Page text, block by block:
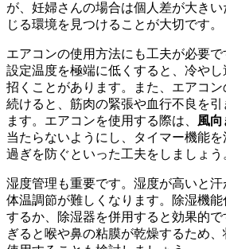
が、妊婦さんの場合は個人差が大き
じる環境を見つけることが大切です。
エアコンの使用方法にも工夫が必要
設定温度を極端に低くすると、冷や
招くことがあります。また、エアコン
続けると、筋肉の緊張や血行不良を引
ます。エアコンを使用する際は、 風向
当たらないようにし、タイマー機能を
過ぎを防ぐといった工夫をしましょう
湿度管理も重要です。湿度が高いと汗
体温調節が難しくなります。除湿機
するか、除湿器を併用すると効果的
ぎると喉や鼻の粘膜が乾燥するため